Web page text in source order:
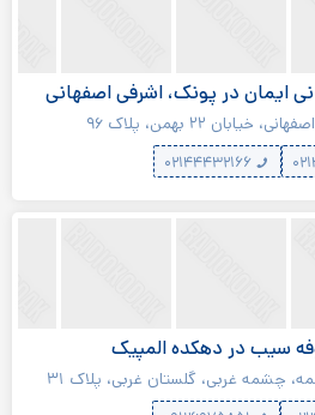
ایمان در پونک، اشرفی اصفهانی
۲۲ بهمن، پلاک ۹۶
۰۲۱۴۴۴۳۲۱۶۶
سیب در دهکده المپیک
چشمه غربی، گلستان غربی، پلاک ۳۱